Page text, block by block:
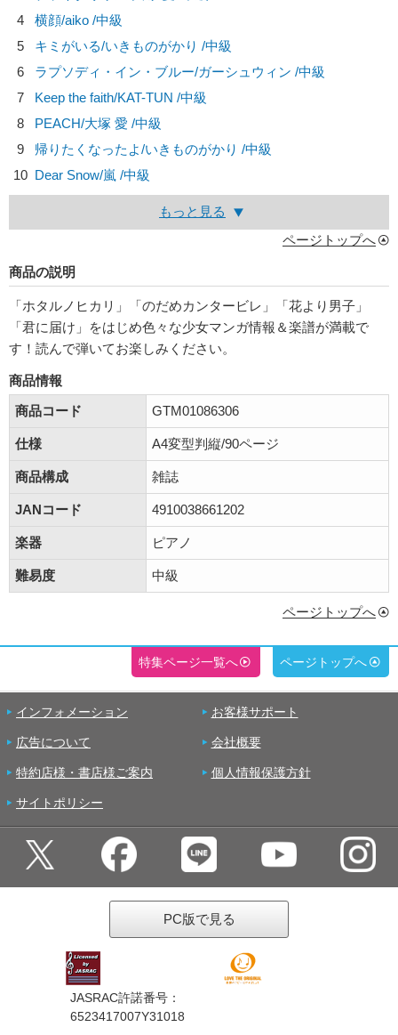
4
横顔/aiko /中級
5
キミがいる/いきものがかり /中級
6
ラプソディ・イン・ブルー/ガーシュウィン /中級
7
Keep the faith/KAT-TUN /中級
8
PEACH/大塚 愛 /中級
9
帰りたくなったよ/いきものがかり /中級
10 Dear Snow/嵐 /中級
もっと見る
ページトップへ
商品の説明
「ホタルノヒカリ」「のだめカンタービレ」「花より男子」
「君に届け」をはじめ色々な少女マンガ情報＆楽譜が満載で
す！読んで弾いてお楽しみください。
商品情報
商品コード
GTM01086306
仕様 A4変型判縦/90ページ
商品構成 雑誌
JANコード 4910038661202
楽器 ピアノ
難易度 中級
ページトップへ
特集ページ一覧へ ページトップへ
インフォメーション お客様サポート
広告について 会社概要
特約店様・書店様ご案内 個人情報保護方針
サイトポリシー
PC版で見る
JASRAC許諾番号：
6523417007Y31018